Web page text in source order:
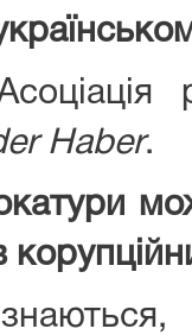
Haber.